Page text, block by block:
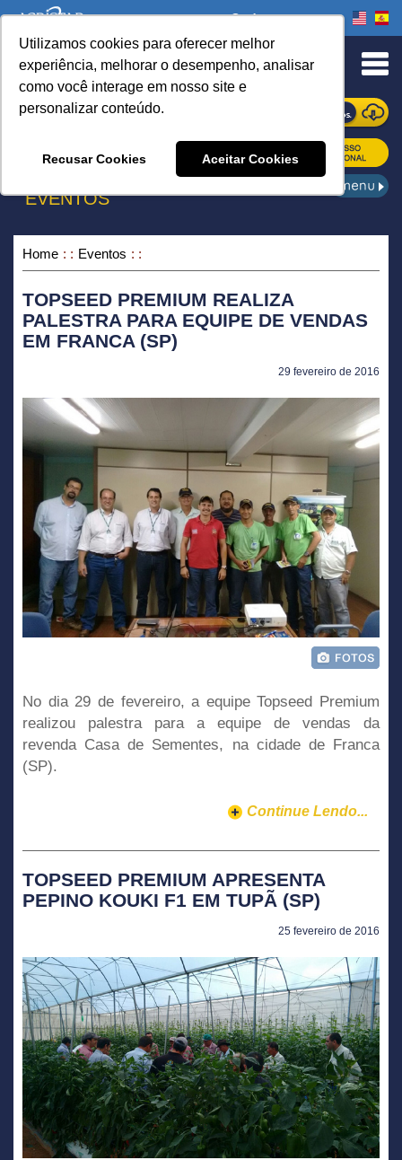
Utilizamos cookies para oferecer melhor
experiência, melhorar o desempenho, analisar
como você interage em nosso site e
personalizar conteúdo.
Recusar Cookies Aceitar Cookies
to Content
Onde comprar
ONDE COMPRAR
EVENTOS
Home Eventos
TOPSEED PREMIUM REALIZA
PALESTRA PARA EQUIPE DE VENDAS
EM FRANCA (SP)
29 fevereiro de 2016
No dia 29 de fevereiro, a equipe Topseed Premium
realizou palestra para a equipe de vendas da
revenda Casa de Sementes, na cidade de Franca
(SP).
Continue Lendo...
TOPSEED PREMIUM APRESENTA
PEPINO KOUKI F1 EM TUPÃ (SP)
25 fevereiro de 2016